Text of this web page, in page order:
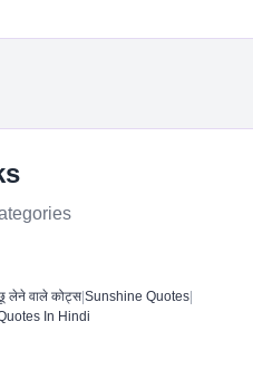
लेने वाले कोट्स|Sunshine Quotes|
In Hindi​